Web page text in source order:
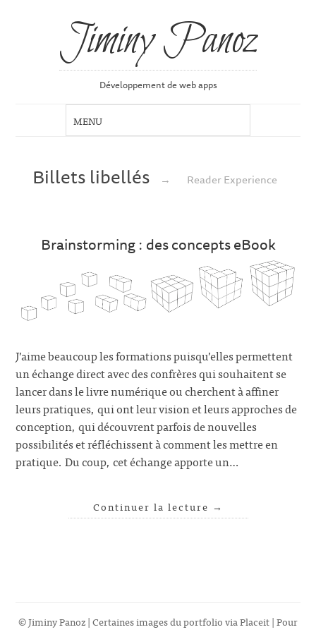
Jiminy Panoz
Développement de web apps
Billets libellés → Reader Experience
Brainstorming : des concepts eBook
J’aime beaucoup les formations puisqu’elles permettent
un échange direct avec des confrères qui souhaitent se
lancer dans le livre numérique ou cherchent à affiner
leurs pratiques, qui ont leur vision et leurs approches de
conception, qui découvrent parfois de nouvelles
possibilités et réfléchissent à comment les mettre en
pratique. Du coup, cet échange apporte un…
Continuer la lecture →
© Jiminy Panoz | Certaines images du portfolio viaPlaceit| Pour